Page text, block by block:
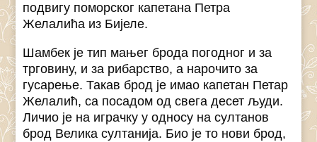
подвигу поморског капетана Петра
Желалића из Бијеле.
Шамбек је тип мањег брода погодног и за
трговину, и за рибарство, а нарочито за
гусарење. Такав брод је имао капетан Петар
Желалић, са посадом од свега десет људи.
Личио је на играчку у односу на султанов
брод Велика султанија. Био је то нови брод,